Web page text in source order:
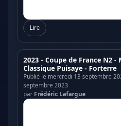
Lire
2023 - Coupe de France N2 -
Classique Puisaye - Forterre
Publié le mercredi 13 septembre
septembre 2023
par Frédéric Lafargue